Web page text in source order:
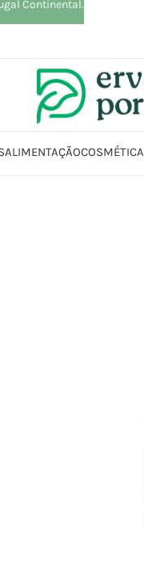
ALIMENTAÇÃOCOSMÉTICA
Continental.